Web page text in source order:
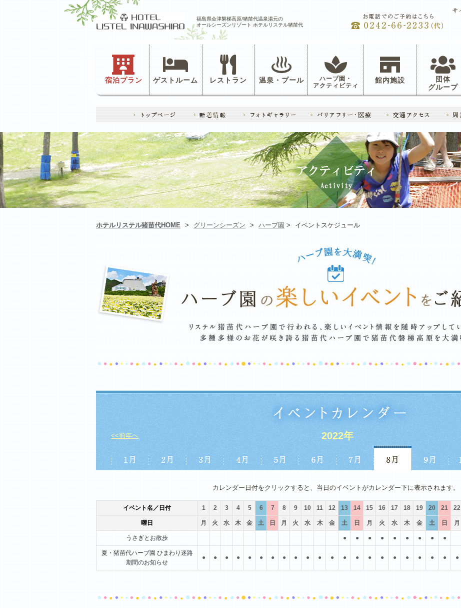
福島県会津磐梯高原/猪苗代温泉湯元の
オールシーズンリゾート ホテルリステル猪苗代
宿泊プラン ゲストルーム レストラン 温泉・プール ハーブ園・
アクティビティ
館内施設
団体
グループ
ホテルリステル猪苗代HOME > グリーンシーズン > ハーブ園 > イベントスケジュール
<<前年へ 2022年
カレンダー日付をクリックすると、当日のイベントがカレンダー下に表示されます。
イベント名／日付 1 2 3 4 5 6 7 8 9 10 11 12 13 14 15 16 17 18 19 20 21 22
曜日 月 火 水 木 金 土 日 月 火 水 木 金 土 日 月 火 水 木 金 土 日 月
うさぎとお散歩 ● ● ● ● ● ● ● ● ●
夏・猪苗代ハーブ園 ひまわり迷路
期間のお知らせ
● ● ● ● ● ● ● ● ● ● ● ● ● ● ● ● ● ● ● ● ● ●